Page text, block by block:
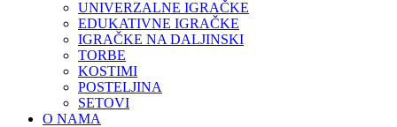
UNIVERZALNE IGRAČKE
EDUKATIVNE IGRAČKE
IGRAČKE NA DALJINSKI
TORBE
KOSTIMI
POSTELJINA
SETOVI
O NAMA